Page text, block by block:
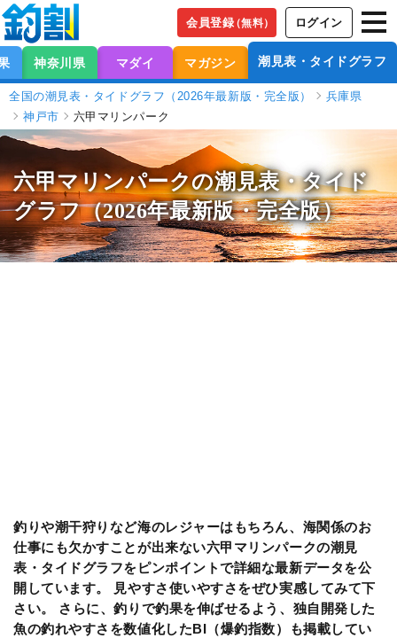
会員登録（無料） ログイン
神奈川県 マダイ マガジン 潮見表・タイドグラフ
全国の潮見表・タイドグラフ（2026年最新版・完全版）
兵庫県
神戸市
六甲マリンパーク
六甲マリンパークの潮見表・タイド
グラフ（2026年最新版・完全版）
釣りや潮干狩りなど海のレジャーはもちろん、海関係のお
仕事にも欠かすことが出来ない六甲マリンパークの潮見
表・タイドグラフをピンポイントで詳細な最新データを公
開しています。 見やすさ使いやすさをぜひ実感してみて下
さい。 さらに、釣りで釣果を伸ばせるよう、独自開発した
魚の釣れやすさを数値化したBI（爆釣指数）も掲載してい